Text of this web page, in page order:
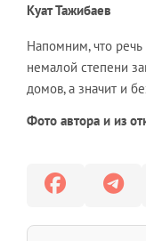
Куат Тажибаев
Напомним, что речь
немалой степени
домов, а значит и
Фото автора и из